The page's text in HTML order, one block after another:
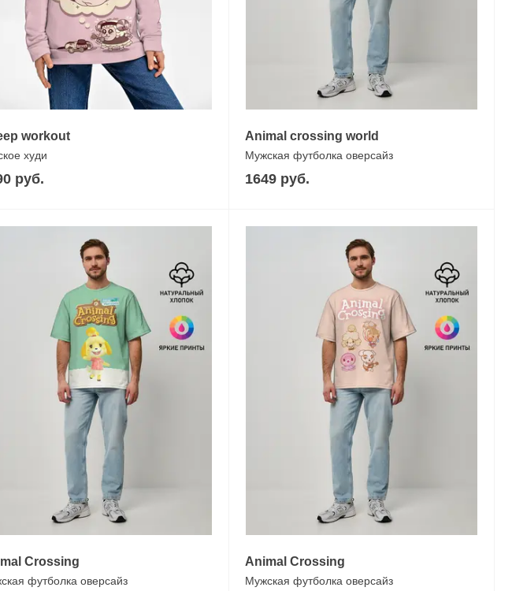
workout
худи
руб.
Animal crossing world
Мужская футболка оверсайз
1649 руб.
Crossing
футболка оверсайз
Animal Crossing
Мужская футболка оверсайз